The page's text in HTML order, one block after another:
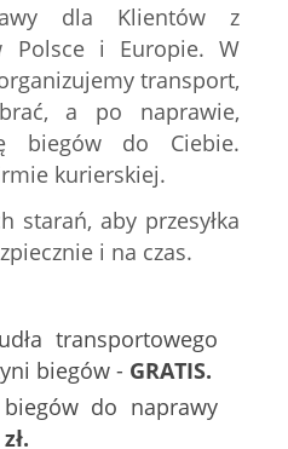
dla Klientów z
Polsce i Europie. W
transport,
a po naprawie,
biegów do Ciebie.
kurierskiej.
starań, aby przesyłka
i na czas.
transportowego
biegów - GRATIS.
do naprawy